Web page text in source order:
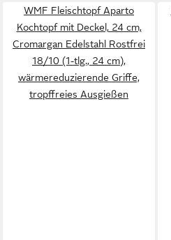
WMF Fleischtopf Aparto
Kochtopf mit Deckel, 24 cm,
Cromargan Edelstahl Rostfrei
18/10 (1-tlg., 24 cm),
wärmereduzierende Griffe,
tropffreies Ausgießen